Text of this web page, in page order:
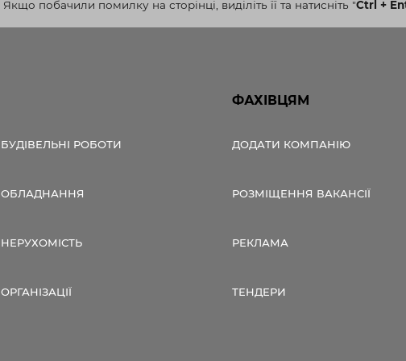
Якщо побачили помилку на сторінці, виділіть її та натисніть "Ctrl +
БУДІВЕЛЬНІ РОБОТИ
ОБЛАДНАННЯ
НЕРУХОМІСТЬ
ОРГАНІЗАЦІЇ
ФАХІВЦЯМ
ДОДАТИ КОМПАНІЮ
РОЗМІЩЕННЯ ВАКАНСІЇ
РЕКЛАМА
ТЕНДЕРИ